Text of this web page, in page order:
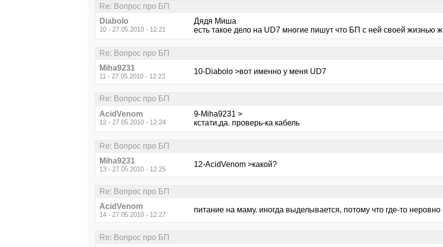
Re: Вопрос про БП
Diabolo
10 - 27.05.2010 - 12:21
Дядя Миша
есть такое дело на UD7 многие пишут что БП с ней своей жизнью
Re: Вопрос про БП
Miha9231
11 - 27.05.2010 - 12:23
10-Diabolo >вот именно у меня UD7
Re: Вопрос про БП
AcidVenom
12 - 27.05.2010 - 12:24
9-Miha9231 >
кстати,да. проверь-ка кабель
Re: Вопрос про БП
Miha9231
13 - 27.05.2010 - 12:25
12-AcidVenom >какой?
Re: Вопрос про БП
AcidVenom
14 - 27.05.2010 - 12:27
питание на маму. иногда выделывается, потому что где-то
Re: Вопрос про БП